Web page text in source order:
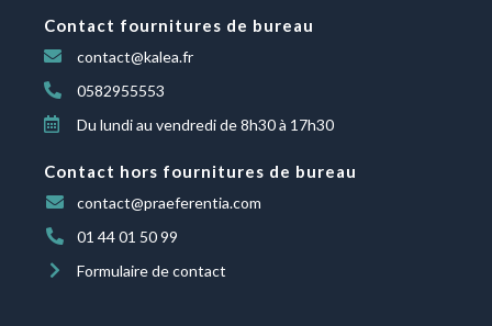
Contact fournitures de bureau
contact@kalea.fr
0582955553
Du lundi au vendredi de 8h30 à 17h30
Contact hors fournitures de bureau
contact@praeferentia.com
01 44 01 50 99
Formulaire de contact